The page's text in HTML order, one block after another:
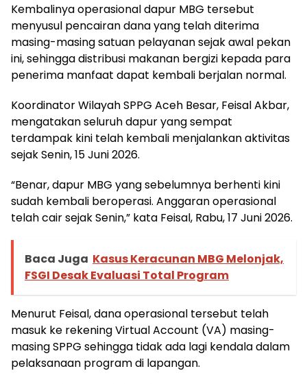
Kembalinya operasional dapur MBG tersebut
menyusul pencairan dana yang telah diterima
masing-masing satuan pelayanan sejak awal pekan
ini, sehingga distribusi makanan bergizi kepada para
penerima manfaat dapat kembali berjalan normal.
Koordinator Wilayah SPPG Aceh Besar, Feisal Akbar,
mengatakan seluruh dapur yang sempat
terdampak kini telah kembali menjalankan aktivitas
sejak Senin, 15 Juni 2026.
“Benar, dapur MBG yang sebelumnya berhenti kini
sudah kembali beroperasi. Anggaran operasional
telah cair sejak Senin,” kata Feisal, Rabu, 17 Juni 2026.
Baca Juga Kasus Keracunan MBG Melonjak,
FSGI Desak Evaluasi Total Program
Menurut Feisal, dana operasional tersebut telah
masuk ke rekening Virtual Account (VA) masing-
masing SPPG sehingga tidak ada lagi kendala dalam
pelaksanaan program di lapangan.